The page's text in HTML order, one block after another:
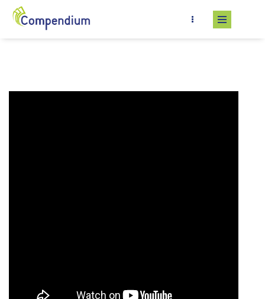
Salta al contenuto principale